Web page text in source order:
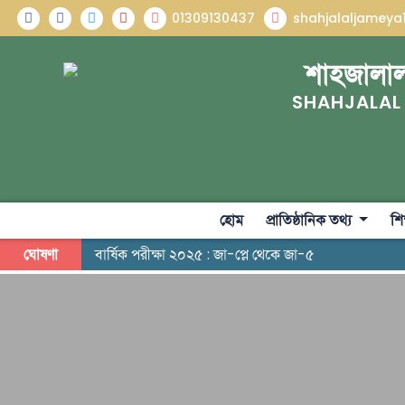
01309130437
হোম প্রাতিষ্ঠানিক তথ্য
ঘোষণা
বার্ষিক পরীক্ষা ২০২৫ : জা-প্লে থেকে জা-৫